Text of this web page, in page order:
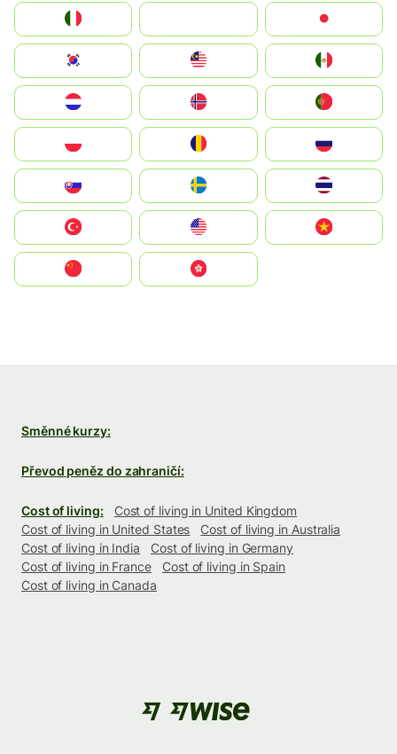
South Korea
United States
中國香港特別行政區
Směnné kurzy:
Převod peněz do zahraničí:
Cost of living:
Cost of living in United Kingdom
Cost of living in United States
Cost of living in Australia
Cost of living in India
Cost of living in Germany
Cost of living in France
Cost of living in Spain
Cost of living in Canada